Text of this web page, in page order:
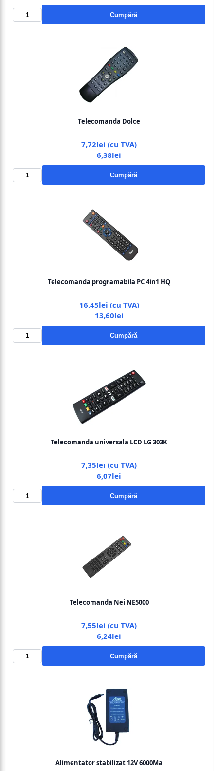
Cumpără
Telecomanda Dolce
7,72lei (cu TVA)
6,38lei
Cumpără
Telecomanda programabila PC 4in1 HQ
16,45lei (cu TVA)
13,60lei
Cumpără
Telecomanda universala LCD LG 303K
7,35lei (cu TVA)
6,07lei
Cumpără
Telecomanda Nei NE5000
7,55lei (cu TVA)
6,24lei
Cumpără
Alimentator stabilizat 12V 6000Ma